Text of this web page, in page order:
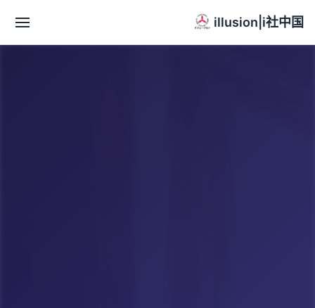
illusion|i社中国